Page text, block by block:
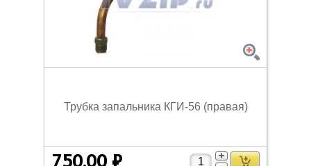
Трубка запальника КГИ-56 (правая)
750,00 ₽